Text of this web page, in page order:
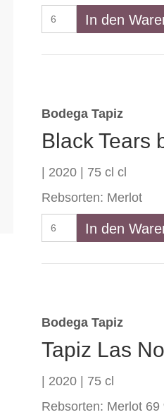
Tapiz
Reserva
Menge
In den
Bodega Tapiz
Black Tears
| 2020 | 75 cl cl
Rebsorten: Merlot
Black
Tears
In den
Bodega Tapiz
Tapiz Las
| 2020 | 75 cl
Rebsorten: Merlot